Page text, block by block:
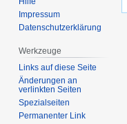
Impressum
Datenschutzerklärung
Werkzeuge
Links auf diese Seite
Änderungen an
verlinkten Seiten
Spezialseiten
Permanenter Link